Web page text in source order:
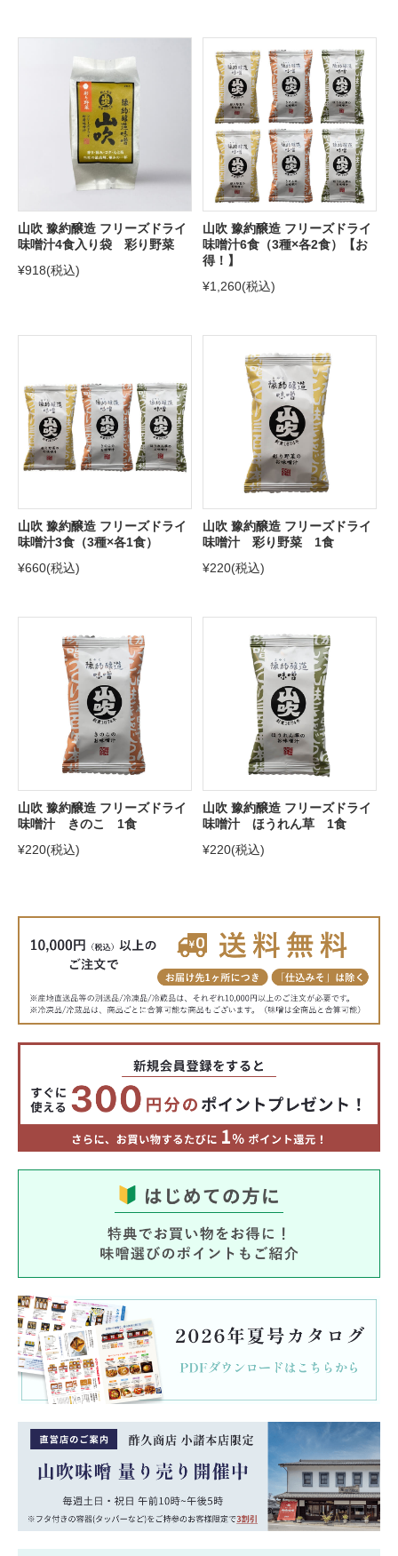
山吹 豫約醸造 フリーズドライ
味噌汁4食入り袋 彩り野菜
¥918(税込)
山吹 豫約醸造 フリーズドライ
味噌汁6食（3種×各2食）【お
得！】
¥1,260(税込)
山吹 豫約醸造 フリーズドライ
味噌汁3食（3種×各1食）
¥660(税込)
山吹 豫約醸造 フリーズドライ
味噌汁 彩り野菜 1食
¥220(税込)
山吹 豫約醸造 フリーズドライ
味噌汁 きのこ 1食
¥220(税込)
山吹 豫約醸造 フリーズドライ
味噌汁 ほうれん草 1食
¥220(税込)